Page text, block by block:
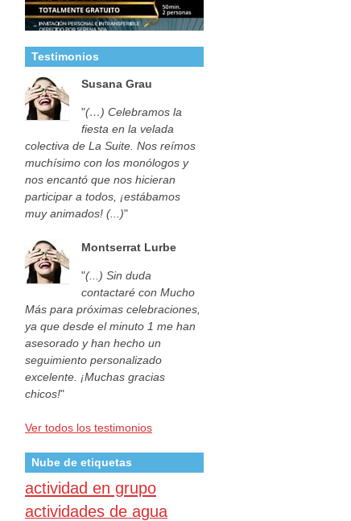
Testimonios
Susana Grau
"(…) Celebramos la
fiesta en la velada
colectiva de La Suite. Nos reímos
muchísimo con los monólogos y
nos encantó que nos hicieran
participar a todos, ¡estábamos
muy animados! (...)"
Montserrat Lurbe
"(...) Sin duda
contactaré con Mucho
Más para próximas celebraciones,
ya que desde el minuto 1 me han
asesorado y han hecho un
seguimiento personalizado
excelente. ¡Muchas gracias
chicos!"
Ver todos los testimonios
Nube de etiquetas
actividad en grupo
actividades de agua